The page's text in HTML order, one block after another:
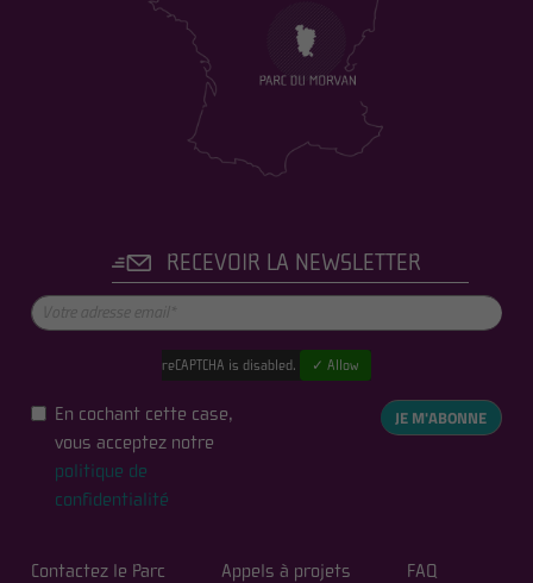
RECEVOIR LA NEWSLETTER
reCAPTCHA is disabled. ✓ Allow
En cochant cette case,
vous acceptez notre
politique de
confidentialité
JE M'ABONNE
Contactez le Parc
Appels à projets
FAQ